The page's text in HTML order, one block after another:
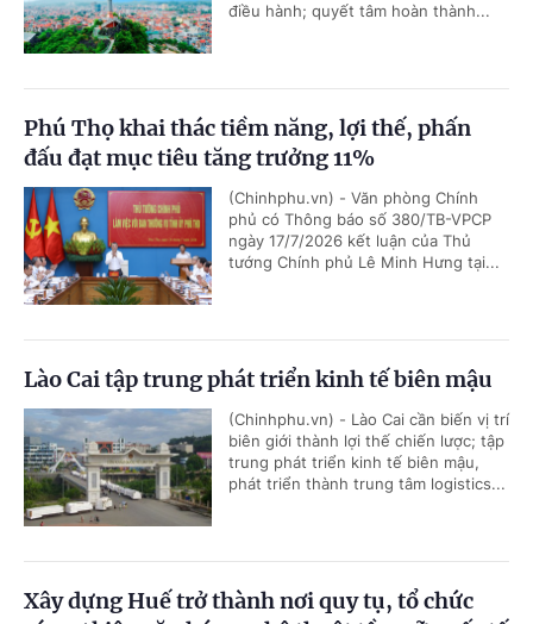
điều hành; quyết tâm hoàn thành...
Phú Thọ khai thác tiềm năng, lợi thế, phấn
đấu đạt mục tiêu tăng trưởng 11%
(Chinhphu.vn) - Văn phòng Chính
phủ có Thông báo số 380/TB-VPCP
ngày 17/7/2026 kết luận của Thủ
tướng Chính phủ Lê Minh Hưng tại...
Lào Cai tập trung phát triển kinh tế biên mậu
(Chinhphu.vn) - Lào Cai cần biến vị trí
biên giới thành lợi thế chiến lược; tập
trung phát triển kinh tế biên mậu,
phát triển thành trung tâm logistics...
Xây dựng Huế trở thành nơi quy tụ, tổ chức